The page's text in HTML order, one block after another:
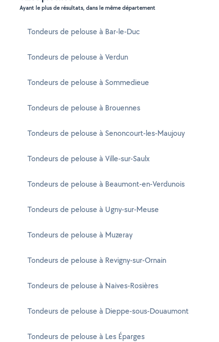
Ayant le plus de résultats, dans le même département
Tondeurs de pelouse à Bar-le-Duc
Tondeurs de pelouse à Verdun
Tondeurs de pelouse à Sommedieue
Tondeurs de pelouse à Brouennes
Tondeurs de pelouse à Senoncourt-les-Maujouy
Tondeurs de pelouse à Ville-sur-Saulx
Tondeurs de pelouse à Beaumont-en-Verdunois
Tondeurs de pelouse à Ugny-sur-Meuse
Tondeurs de pelouse à Muzeray
Tondeurs de pelouse à Revigny-sur-Ornain
Tondeurs de pelouse à Naives-Rosières
Tondeurs de pelouse à Dieppe-sous-Douaumont
Tondeurs de pelouse à Les Éparges